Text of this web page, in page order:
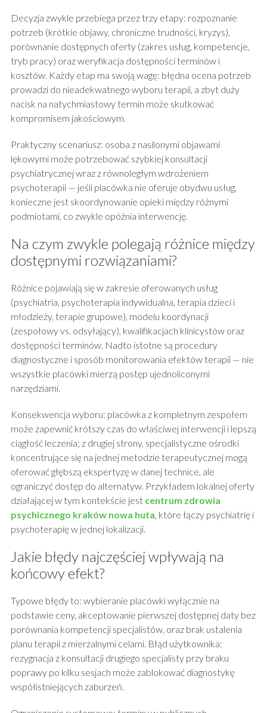
Decyzja zwykle przebiega przez trzy etapy: rozpoznanie
potrzeb (krótkie objawy, chroniczne trudności, kryzys),
porównanie dostępnych oferty (zakres usług, kompetencje,
tryb pracy) oraz weryfikacja dostępności terminów i
kosztów. Każdy etap ma swoją wagę: błędna ocena potrzeb
prowadzi do nieadekwatnego wyboru terapii, a zbyt duży
nacisk na natychmiastowy termin może skutkować
kompromisem jakościowym.
Praktyczny scenariusz: osoba z nasilonymi objawami
lękowymi może potrzebować szybkiej konsultacji
psychiatrycznej wraz z równoległym wdrożeniem
psychoterapii — jeśli placówka nie oferuje obydwu usług,
konieczne jest skoordynowanie opieki między różnymi
podmiotami, co zwykle opóźnia interwencję.
Na czym zwykle polegają różnice między
dostępnymi rozwiązaniami?
Różnice pojawiają się w zakresie oferowanych usług
(psychiatria, psychoterapia indywidualna, terapia dzieci i
młodzieży, terapie grupowe), modelu koordynacji
(zespołowy vs. odsyłający), kwalifikacjach klinicystów oraz
dostępności terminów. Nadto istotne są procedury
diagnostyczne i sposób monitorowania efektów terapii — nie
wszystkie placówki mierzą postęp ujednoliconymi
narzędziami.
Konsekwencja wyboru: placówka z kompletnym zespołem
może zapewnić krótszy czas do właściwej interwencji i lepszą
ciągłość leczenia; z drugiej strony, specjalistyczne ośrodki
koncentrujące się na jednej metodzie terapeutycznej mogą
oferować głębszą ekspertyzę w danej technice, ale
ograniczyć dostęp do alternatyw. Przykładem lokalnej oferty
działającej w tym kontekście jest centrum zdrowia
psychicznego kraków nowa huta, które łączy psychiatrię i
psychoterapię w jednej lokalizacji.
Jakie błędy najczęściej wpływają na
końcowy efekt?
Typowe błędy to: wybieranie placówki wyłącznie na
podstawie ceny, akceptowanie pierwszej dostępnej daty bez
porównania kompetencji specjalistów, oraz brak ustalenia
planu terapii z mierzalnymi celami. Błąd użytkownika:
rezygnacja z konsultacji drugiego specjalisty przy braku
poprawy po kilku sesjach może zablokować diagnostykę
współistniejących zaburzeń.